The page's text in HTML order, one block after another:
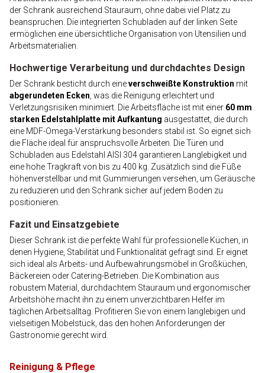
der Schrank ausreichend Stauraum, ohne dabei viel Platz zu
beanspruchen. Die integrierten Schubladen auf der linken Seite
ermöglichen eine übersichtliche Organisation von Utensilien und
Arbeitsmaterialien.
Hochwertige Verarbeitung und durchdachtes Design
Der Schrank besticht durch eineverschweißte Konstruktion mit
abgerundeten Ecken , was die Reinigung erleichtert und
Verletzungsrisiken minimiert. Die Arbeitsfläche ist mit einer 60 mm
starken Edelstahlplatte mit Aufkantung ausgestattet, die durch
eine MDF-Omega-Verstärkung besonders stabil ist. So eignet sich
die Fläche ideal für anspruchsvolle Arbeiten. Die Türen und
Schubladen aus Edelstahl AISI 304 garantieren Langlebigkeit und
eine hohe Tragkraft von bis zu 400 kg. Zusätzlich sind die Füße
höhenverstellbar und mit Gummierungen versehen, um Geräusche
zu reduzieren und den Schrank sicher auf jedem Boden zu
positionieren.
Fazit und Einsatzgebiete
Dieser Schrank ist die perfekte Wahl für professionelle Küchen, in
denen Hygiene, Stabilität und Funktionalität gefragt sind. Er eignet
sich ideal als Arbeits- und Aufbewahrungsmöbel in Großküchen,
Bäckereien oder Catering-Betrieben. Die Kombination aus
robustem Material, durchdachtem Stauraum und ergonomischer
Arbeitshöhe macht ihn zu einem unverzichtbaren Helfer im
täglichen Arbeitsalltag. Profitieren Sie von einem langlebigen und
vielseitigen Möbelstück, das den hohen Anforderungen der
Gastronomie gerecht wird.
Reinigung & Pflege